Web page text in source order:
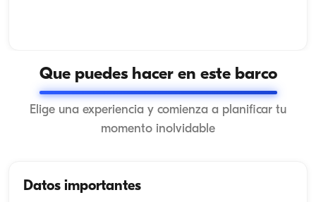
Que puedes hacer en este barco
Elige una experiencia y comienza a planificar tu
momento inolvidable
Datos importantes